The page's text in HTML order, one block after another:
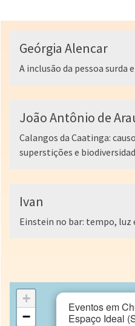
Geórgia Alencar
A inclusão da pessoa surda
João Antônio de
Calangos da Caatinga:
superstições e
Ivan
Einstein no bar: tempo, luz
Eventos em
Espaço Ideal
+
−